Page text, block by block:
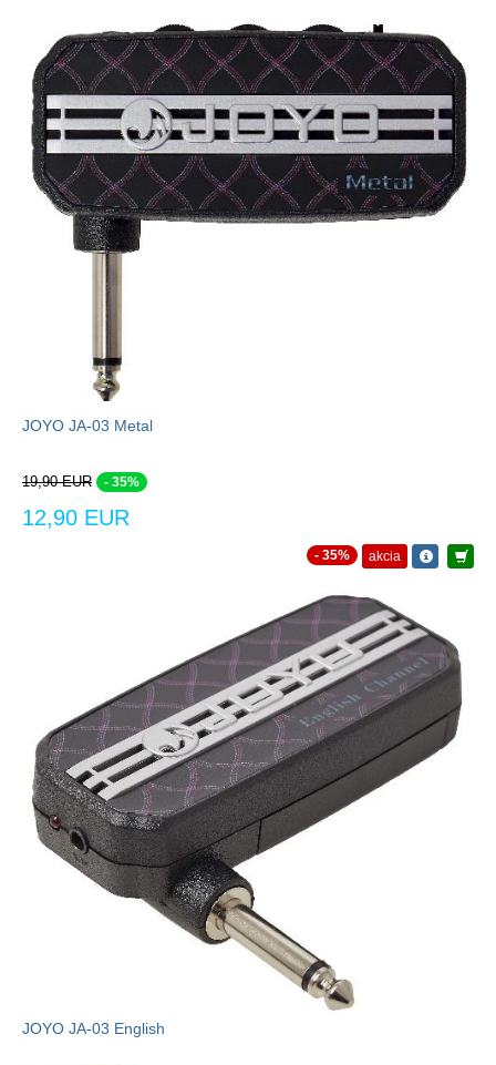
JOYO JA-03 Metal
19,90 EUR - 35%
12,90 EUR
- 35% akcia
JOYO JA-03 English